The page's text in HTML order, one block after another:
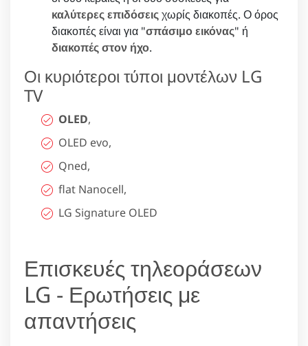
καλύτερες επιδόσειςχωρίς διακοπές. Ο όρος
διακοπές είναι για "σπάσιμο εικόνας" ή
διακοπές στον ήχο.
Οι κυριότεροι τύποι μοντέλων LG
TV
OLED,
OLED evo,
Qned,
flat Nanocell,
LG Signature OLED
Επισκευές τηλεοράσεων
LG - Ερωτήσεις με
απαντήσεις